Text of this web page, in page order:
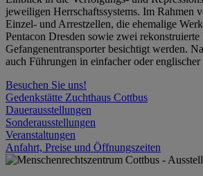
jeweiligen Herrschaftssystems. Im Rahmen
Einzel- und Arrestzellen, die ehemalige
Pentacon Dresden sowie zwei
Gefangenentransporter besichtigt werden.
auch Führungen in einfacher oder
Besuchen Sie uns!
Gedenkstätte Zuchthaus Cottbus
Dauerausstellungen
Sonderausstellungen
Veranstaltungen
Anfahrt, Preise und Öffnungszeiten